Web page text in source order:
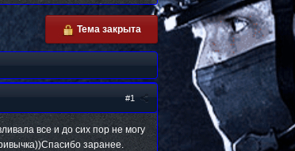
Тема закрыта
#1
все и до сих пор не могу
заранее.